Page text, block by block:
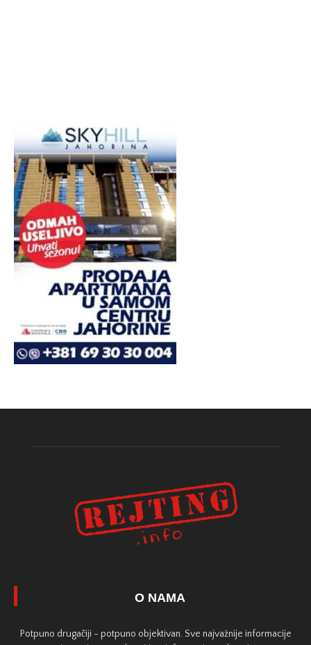
O NAMA
Potpuno drugačiji - potpuno objektivan. Sve najvažnije informacije